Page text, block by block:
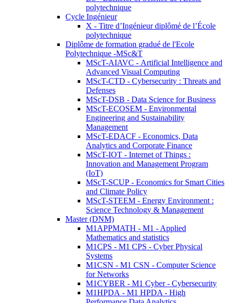
polytechnique
Cycle Ingénieur
X - Titre d’Ingénieur diplômé de l’École
polytechnique
Diplôme de formation gradué de l'Ecole
Polytechnique -MSc&T
MScT-AIAVC - Artificial Intelligence and
Advanced Visual Computing
MScT-CTD - Cybersecurity : Threats and
Defenses
MScT-DSB - Data Science for Business
MScT-ECOSEM - Environmental
Engineering and Sustainability
Management
MScT-EDACF - Economics, Data
Analytics and Corporate Finance
MScT-IOT - Internet of Things :
Innovation and Management Program
(IoT)
MScT-SCUP - Economics for Smart Cities
and Climate Policy
MScT-STEEM - Energy Environment :
Science Technology & Management
Master (DNM)
M1APPMATH - M1 - Applied
Mathematics and statistics
M1CPS - M1 CPS - Cyber Physical
Systems
M1CSN - M1 CSN - Computer Science
for Networks
M1CYBER - M1 Cyber - Cybersecurity
M1HPDA - M1 HPDA - High